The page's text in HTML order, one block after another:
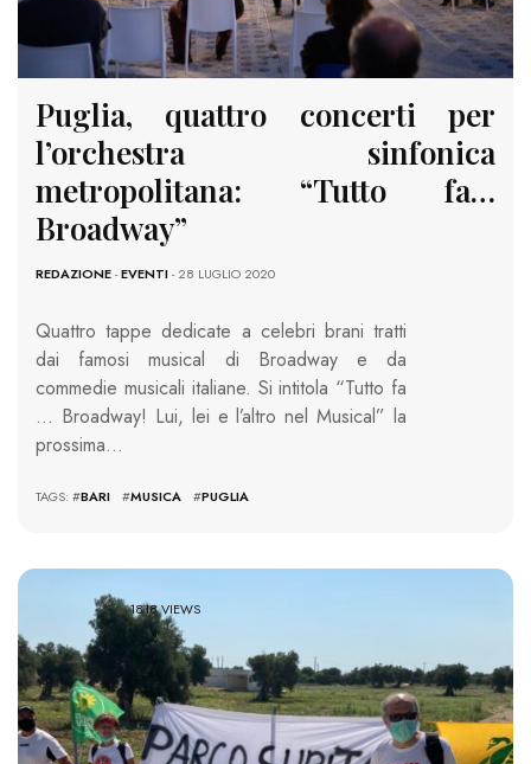
Puglia, quattro concerti per
l’orchestra sinfonica
metropolitana: “Tutto fa…
Broadway”
REDAZIONE-EVENTI- 28 LUGLIO 2020
Quattro tappe dedicate a celebri brani tratti
dai famosi musical di Broadway e da
commedie musicali italiane. Si intitola “Tutto fa
… Broadway! Lui, lei e l’altro nel Musical” la
prossima…
TAGS: #BARI #MUSICA #PUGLIA
1818 VIEWS